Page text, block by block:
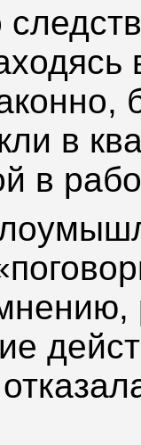
в
в